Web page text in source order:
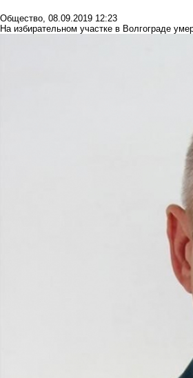
Общество, 08.09.2019 12:23
На избирательном участке в Волгограде